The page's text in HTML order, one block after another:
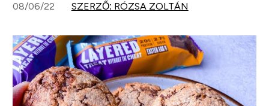
08/06/22 SZERZŐ: RÓZSA ZOLTÁN